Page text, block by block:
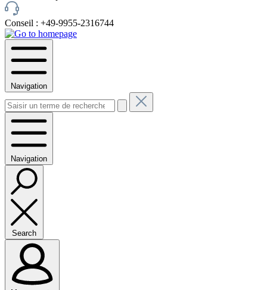
Conseil : +49-9955-2316744
Navigation
Navigation
Search